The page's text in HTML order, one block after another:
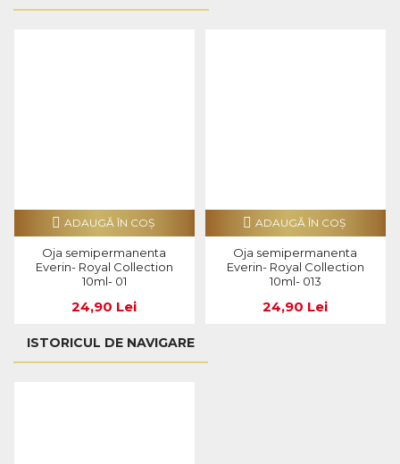
Oja semipermanenta
Everin- Royal Collection
10ml- 01
24,90 Lei
ADAUGĂ ÎN COŞ
Oja semipermanenta
Everin- Royal Collection
10ml- 013
24,90 Lei
ADAUGĂ ÎN COŞ
ISTORICUL DE NAVIGARE